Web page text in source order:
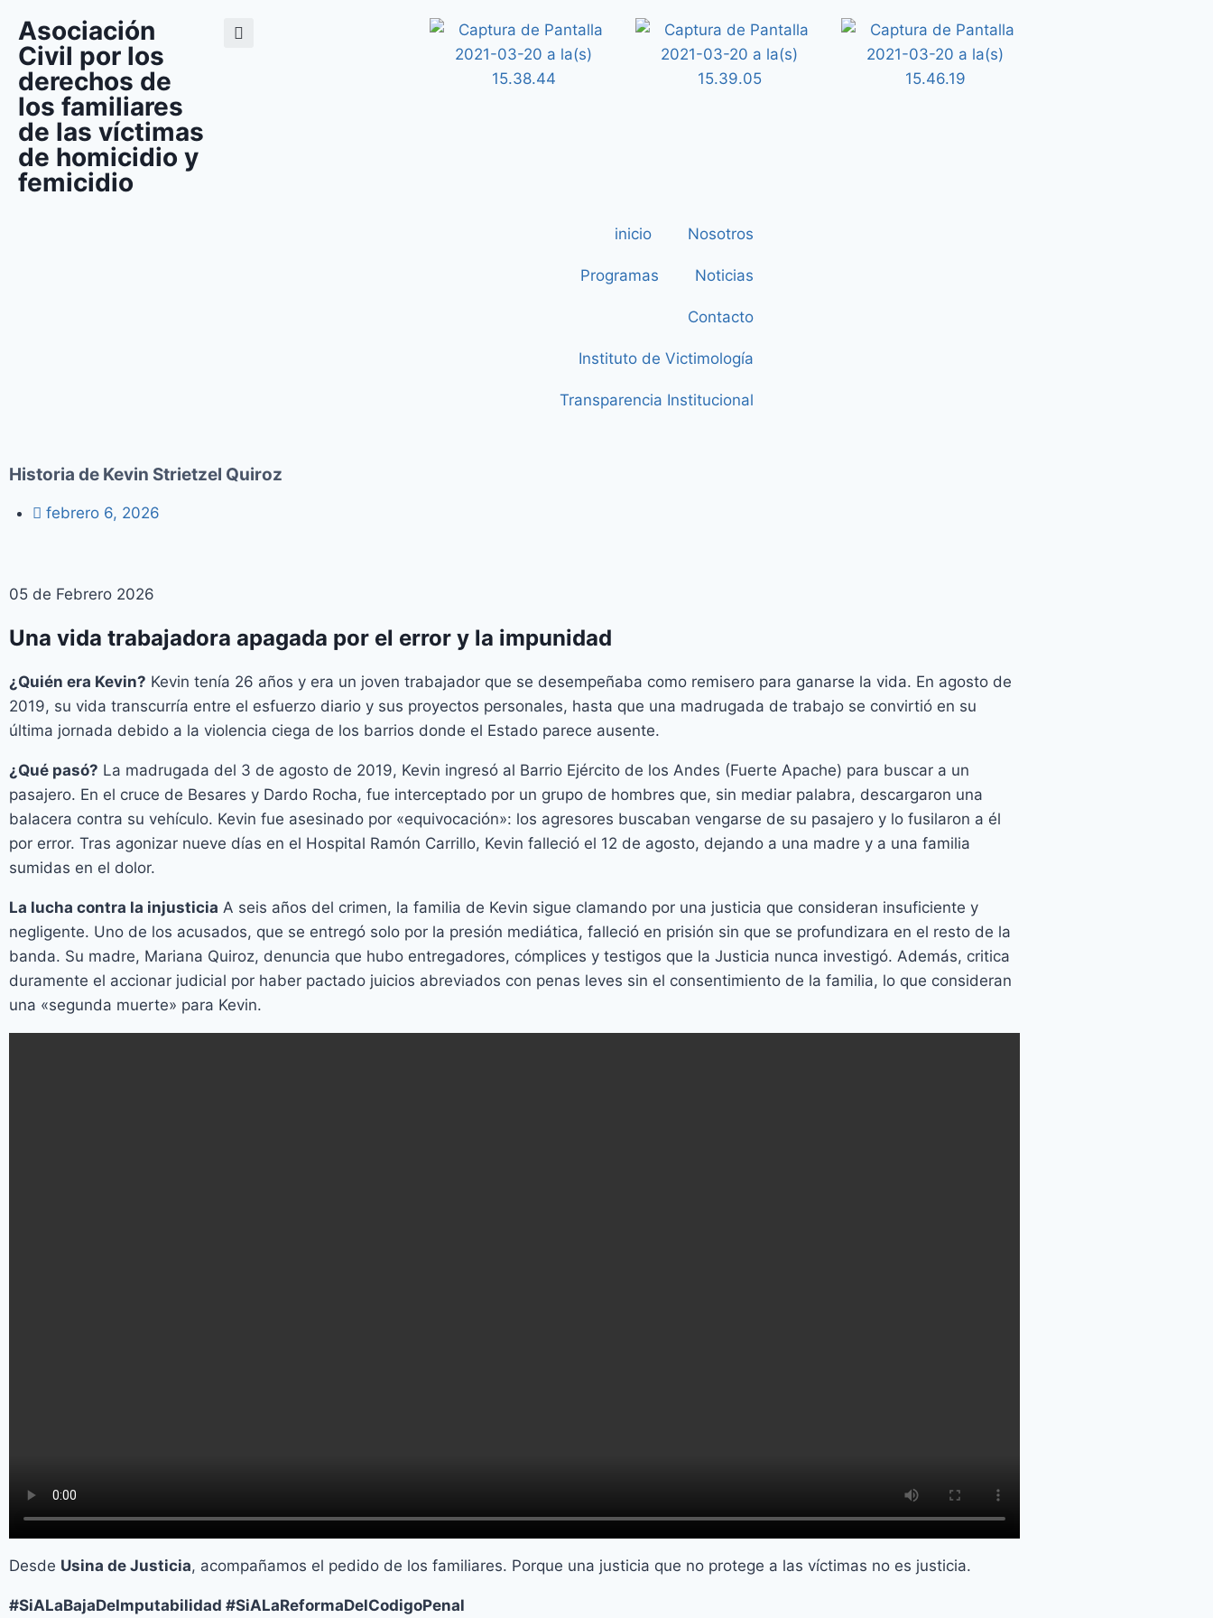
Asociación
Civil por los
derechos de
los familiares
de las víctimas
de homicidio y
femicidio
inicio Nosotros
Programas Noticias
Contacto
Instituto de Victimología
Transparencia Institucional
Historia de Kevin Strietzel Quiroz
febrero 6, 2026
05 de Febrero 2026
Una vida trabajadora apagada por el error y la impunidad
¿Quién era Kevin? Kevin tenía 26 años y era un joven trabajador que se desempeñaba como remisero para ganarse la vida. En agosto de
2019, su vida transcurría entre el esfuerzo diario y sus proyectos personales, hasta que una madrugada de trabajo se convirtió en su
última jornada debido a la violencia ciega de los barrios donde el Estado parece ausente.
¿Qué pasó? La madrugada del 3 de agosto de 2019, Kevin ingresó al Barrio Ejército de los Andes (Fuerte Apache) para buscar a un
pasajero. En el cruce de Besares y Dardo Rocha, fue interceptado por un grupo de hombres que, sin mediar palabra, descargaron una
balacera contra su vehículo. Kevin fue asesinado por «equivocación»: los agresores buscaban vengarse de su pasajero y lo fusilaron a él
por error. Tras agonizar nueve días en el Hospital Ramón Carrillo, Kevin falleció el 12 de agosto, dejando a una madre y a una familia
sumidas en el dolor.
La lucha contra la injusticia A seis años del crimen, la familia de Kevin sigue clamando por una justicia que consideran insuficiente y
negligente. Uno de los acusados, que se entregó solo por la presión mediática, falleció en prisión sin que se profundizara en el resto de la
banda. Su madre, Mariana Quiroz, denuncia que hubo entregadores, cómplices y testigos que la Justicia nunca investigó. Además, critica
duramente el accionar judicial por haber pactado juicios abreviados con penas leves sin el consentimiento de la familia, lo que consideran
una «segunda muerte» para Kevin.
Desde Usina de Justicia, acompañamos el pedido de los familiares. Porque una justicia que no protege a las víctimas no es justicia.
#SiALaBajaDeImputabilidad #SiALaReformaDelCodigoPenal